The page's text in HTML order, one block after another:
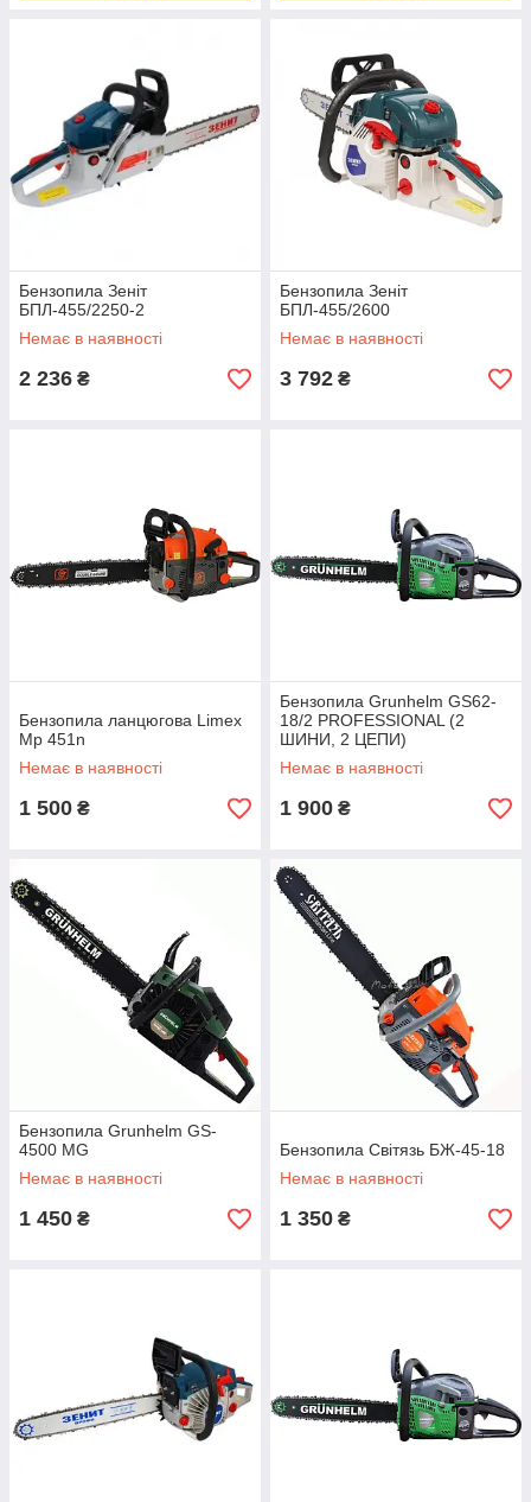
Бензопила Зеніт
БПЛ-455/2250-2
Немає в наявності
2 236 ₴
Бензопила Зеніт
БПЛ-455/2600
Немає в наявності
3 792 ₴
Бензопила ланцюгова Limex
Mp 451n
Немає в наявності
1 500 ₴
Бензопила Grunhelm GS62-
18/2 PROFESSIONAL (2
ШИНИ, 2 ЦЕПИ)
Немає в наявності
1 900 ₴
Бензопила Grunhelm GS-
4500 MG
Немає в наявності
1 450 ₴
Бензопила Світязь БЖ-45-18
Немає в наявності
1 350 ₴